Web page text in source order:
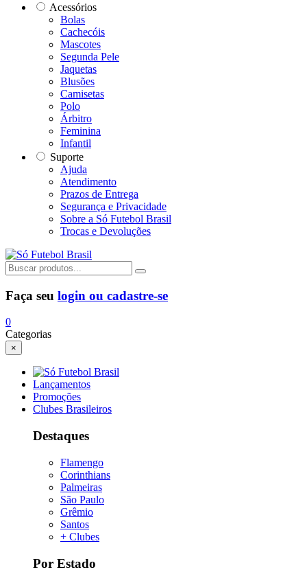
Acessórios
Bolas
Cachecóis
Mascotes
Segunda Pele
Jaquetas
Blusões
Camisetas
Polo
Árbitro
Feminina
Infantil
Suporte
Ajuda
Atendimento
Prazos de Entrega
Segurança e Privacidade
Sobre a Só Futebol Brasil
Trocas e Devoluções
Faça seu login ou cadastre-se
0
Categorias
×
Lançamentos
Promoções
Clubes Brasileiros
Destaques
Flamengo
Corinthians
Palmeiras
São Paulo
Grêmio
Santos
+ Clubes
Por Estado